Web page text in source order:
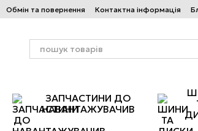
Обмін та повернення Контактна інформація
ЗАПЧАСТИНИ ДО
НАВАНТАЖУВАЧИВ